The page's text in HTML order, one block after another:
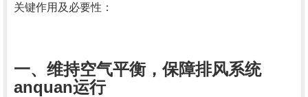
关键作用及必要性：
一、维持空气平衡，保障排风系统
anquan运行